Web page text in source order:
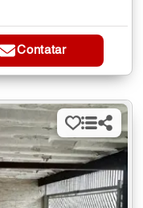
Contatar